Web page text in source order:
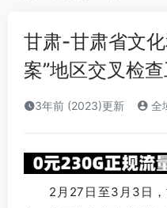
甘肃-甘肃省文
案”地区交叉检
3年前 (2023)更新 全
2月27日至3月3日，